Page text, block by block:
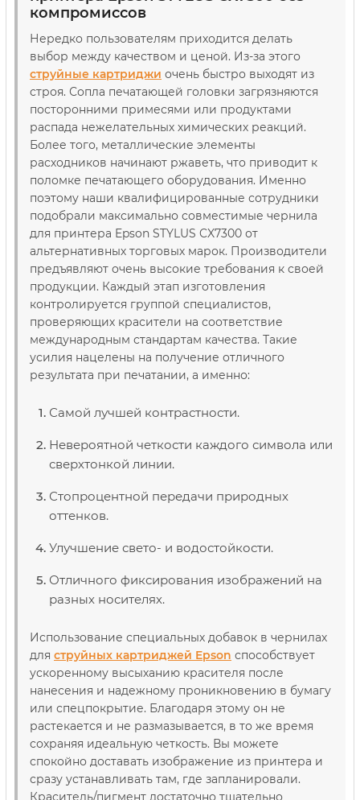
компромиссов
Нередко пользователям приходится делать
выбор между качеством и ценой. Из-за этого
струйные картриджи очень быстро выходят из
строя. Сопла печатающей головки загрязняются
посторонними примесями или продуктами
распада нежелательных химических реакций.
Более того, металлические элементы
расходников начинают ржаветь, что приводит к
поломке печатающего оборудования. Именно
поэтому наши квалифицированные сотрудники
подобрали максимально совместимые чернила
для принтера Epson STYLUS CX7300 от
альтернативных торговых марок. Производители
предъявляют очень высокие требования к своей
продукции. Каждый этап изготовления
контролируется группой специалистов,
проверяющих красители на соответствие
международным стандартам качества. Такие
усилия нацелены на получение отличного
результата при печатании, а именно:
Самой лучшей контрастности.
Невероятной четкости каждого символа или
сверхтонкой линии.
Стопроцентной передачи природных
оттенков.
Улучшение свето- и водостойкости.
Отличного фиксирования изображений на
разных носителях.
Использование специальных добавок в чернилах
для струйных картриджей Epson способствует
ускоренному высыханию красителя после
нанесения и надежному проникновению в бумагу
или спецпокрытие. Благодаря этому он не
растекается и не размазывается, в то же время
сохраняя идеальную четкость. Вы можете
спокойно доставать изображение из принтера и
сразу устанавливать там, где запланировали.
Краситель/пигмент достаточно тщательно